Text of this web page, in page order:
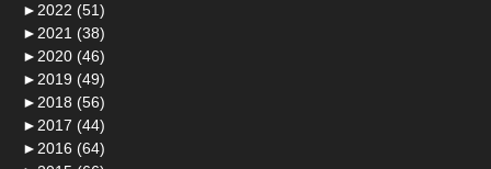
► 2022 (51)
► 2021 (38)
► 2020 (46)
► 2019 (49)
► 2018 (56)
► 2017 (44)
► 2016 (64)